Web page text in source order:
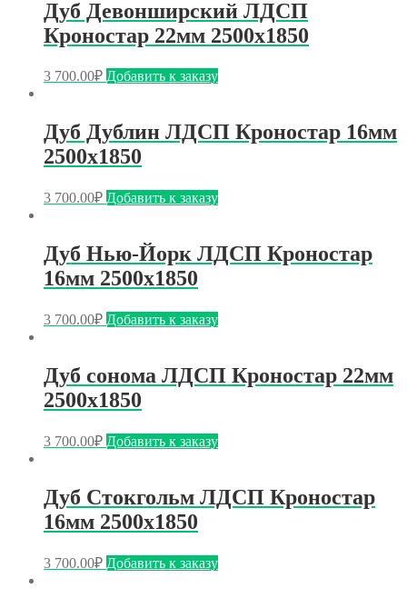
Дуб Девонширский ЛДСП
Кроностар 22мм 2500х1850
3 700.00₽ Добавить к заказу
Дуб Дублин ЛДСП Кроностар 16мм
2500х1850
3 700.00₽ Добавить к заказу
Дуб Нью-Йорк ЛДСП Кроностар
16мм 2500х1850
3 700.00₽ Добавить к заказу
Дуб сонома ЛДСП Кроностар 22мм
2500х1850
3 700.00₽ Добавить к заказу
Дуб Стокгольм ЛДСП Кроностар
16мм 2500х1850
3 700.00₽ Добавить к заказу